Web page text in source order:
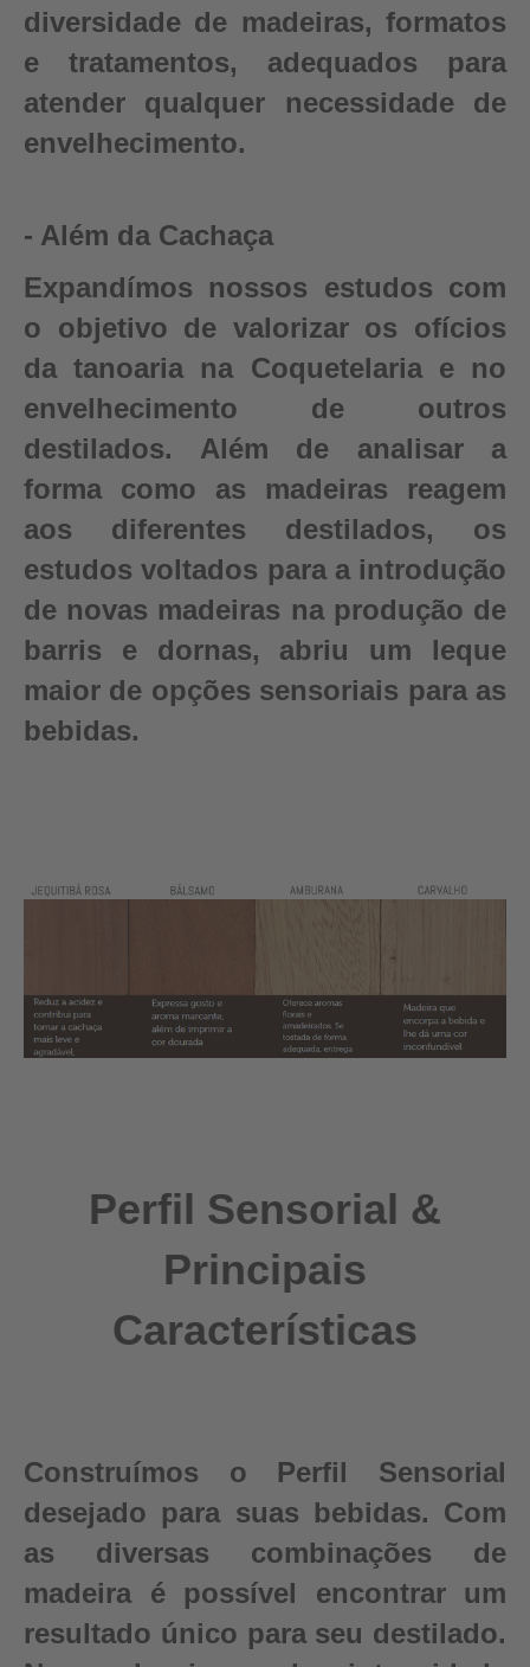
diversidade de madeiras, formatos
e tratamentos, adequados para
atender qualquer necessidade de
envelhecimento.
- Além da Cachaça
Expandímos nossos estudos com
o objetivo de valorizar os ofícios
da tanoaria na Coquetelaria e no
envelhecimento de outros
destilados. Além de analisar a
forma como as madeiras reagem
aos diferentes destilados, os
estudos voltados para a introdução
de novas madeiras na produção de
barris e dornas, abriu um leque
maior de opções sensoriais para as
bebidas.
Perfil Sensorial &
Principais
Características
Construímos o Perfil Sensorial
desejado para suas bebidas. Com
as diversas combinações de
madeira é possível encontrar um
resultado único para seu destilado.